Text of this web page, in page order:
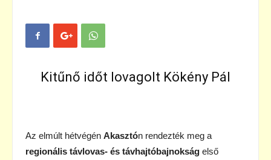
Kitűnő időt lovagolt Kökény Pál
Az elmúlt hétvégén Akasztón rendezték meg a
regionális távlovas- és távhajtóbajnokság első